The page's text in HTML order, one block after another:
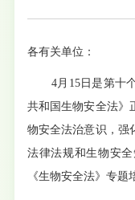
各有关单位：
4 月 15日是第十
共和国生物安全法》
物安全法治意识，强
法律法规和生物安
《生物安全法》专题